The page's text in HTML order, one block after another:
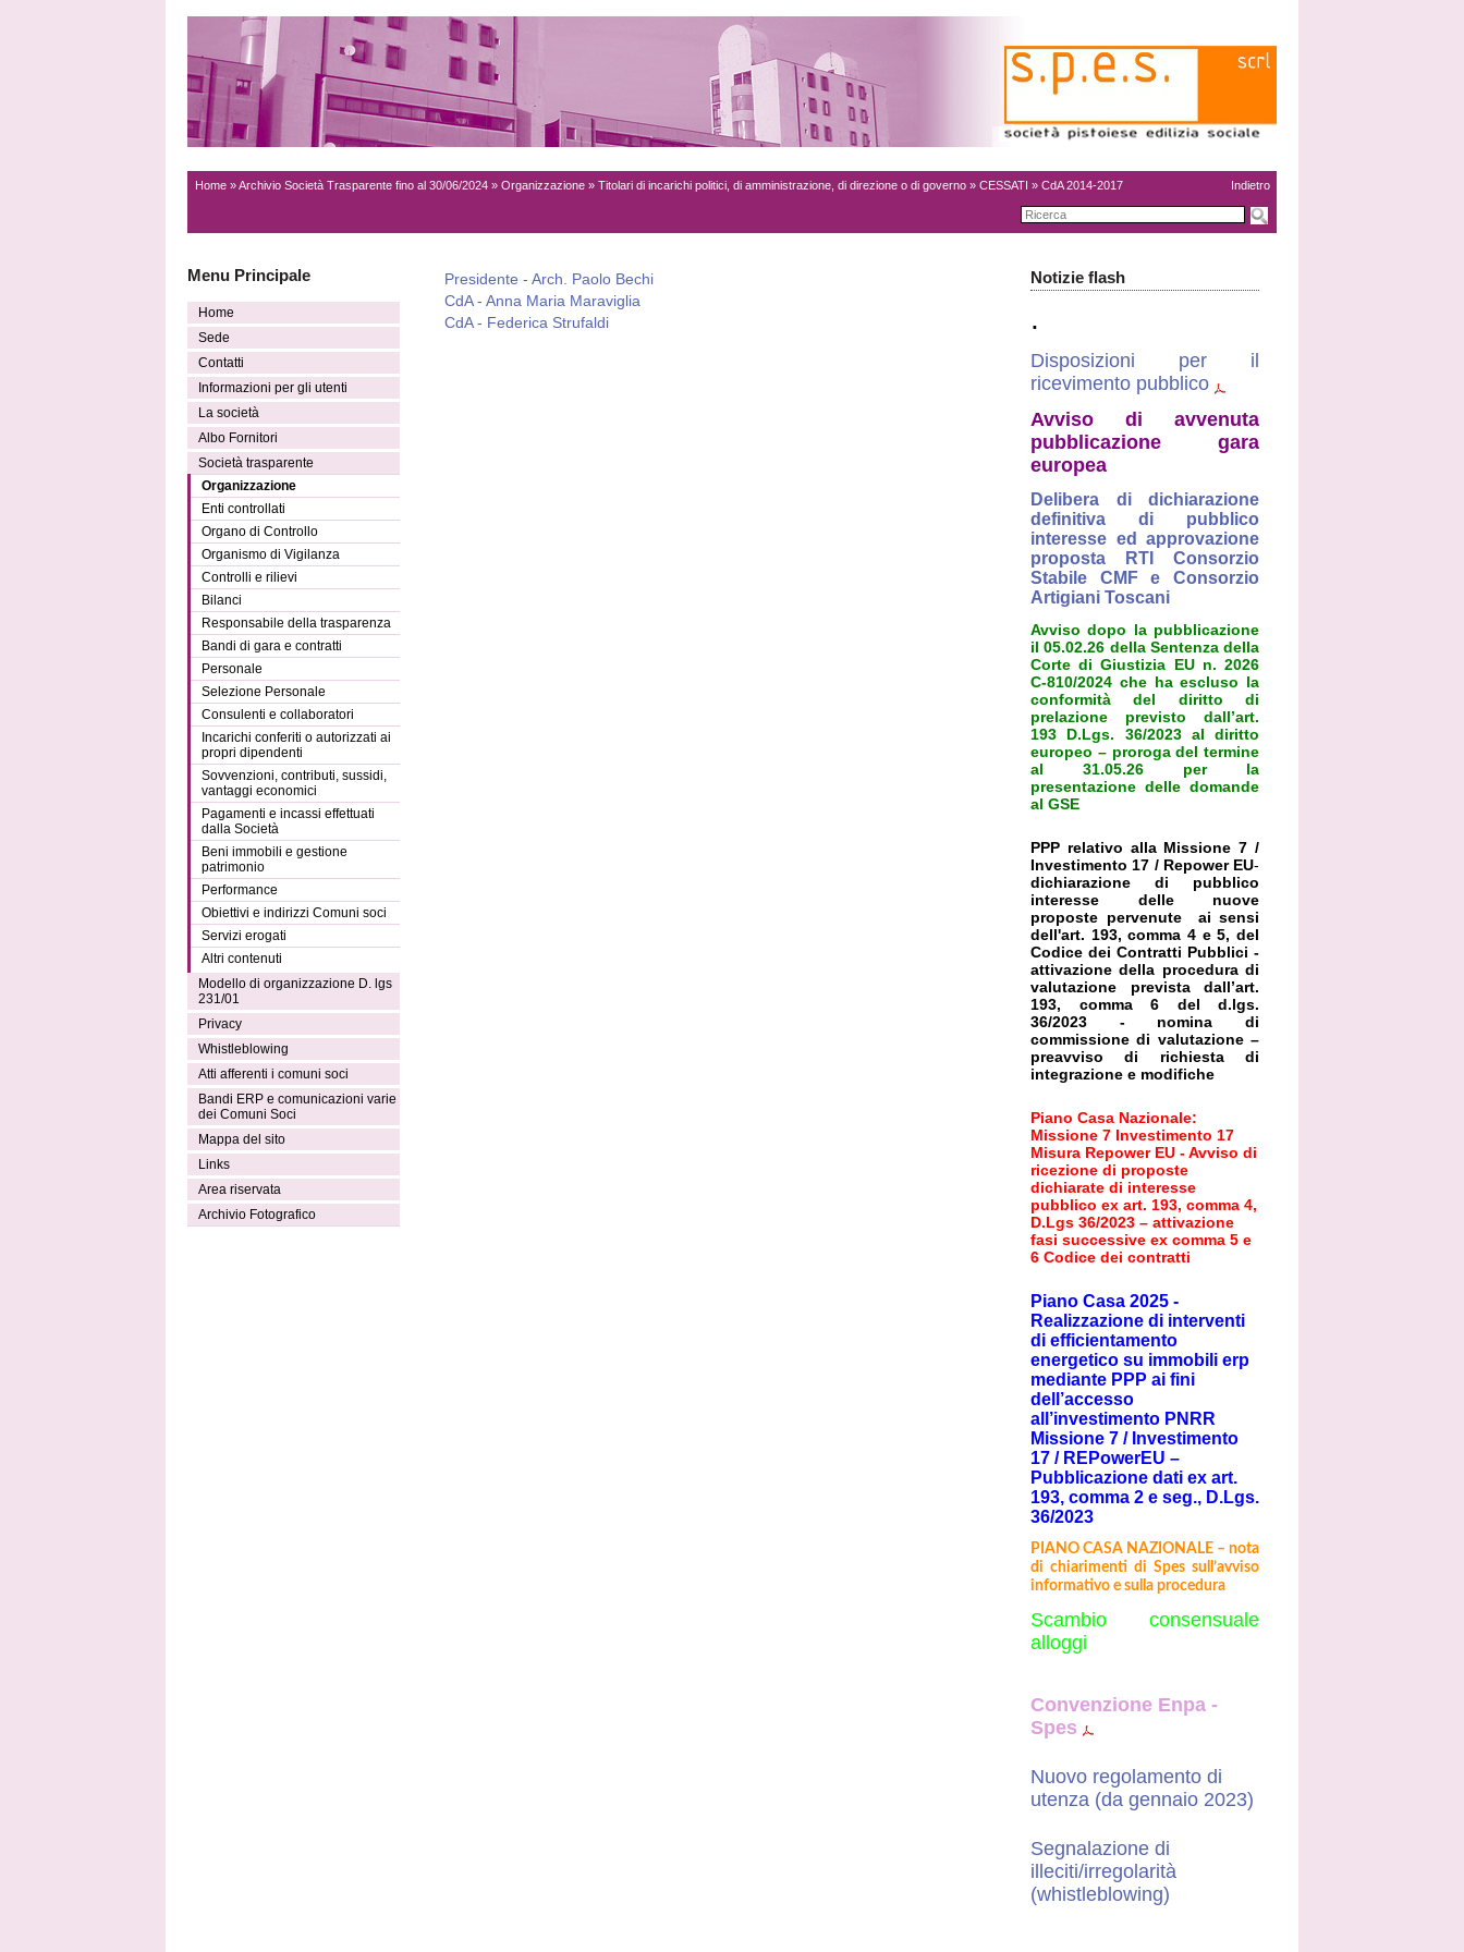
Home »Archivio Società Trasparente fino al 30/06/2024 » Organizzazione » Titolari di incarichi politici, di amministrazione, di direzione o di governo » CESSATI » CdA 2014-2017 Indietro
Menu Principale
Home
Sede
Contatti
Informazioni per gli utenti
La società
Albo Fornitori
Società trasparente
Organizzazione
Enti controllati
Organo di Controllo
Organismo di Vigilanza
Controlli e rilievi
Bilanci
Responsabile della trasparenza
Bandi di gara e contratti
Personale
Selezione Personale
Consulenti e collaboratori
Incarichi conferiti o autorizzati ai
propri dipendenti
Sovvenzioni, contributi, sussidi,
vantaggi economici
Pagamenti e incassi effettuati
dalla Società
Beni immobili e gestione
patrimonio
Performance
Obiettivi e indirizzi Comuni soci
Servizi erogati
Altri contenuti
Modello di organizzazione D. lgs
231/01
Privacy
Whistleblowing
Atti afferenti i comuni soci
Bandi ERP e comunicazioni varie
dei Comuni Soci
Mappa del sito
Links
Area riservata
Archivio Fotografico
Presidente - Arch. Paolo Bechi
CdA - Anna Maria Maraviglia
CdA - Federica Strufaldi
Notizie flash
.
Disposizioni per il
ricevimento pubblico
Avviso di avvenuta
pubblicazione gara
europea
Delibera di dichiarazione
definitiva di pubblico
interesse ed approvazione
proposta RTI Consorzio
Stabile CMF e Consorzio
Artigiani Toscani
Avviso dopo la pubblicazione
il 05.02.26 della Sentenza della
Corte di Giustizia EU n. 2026
C-810/2024 che ha escluso la
conformità del diritto di
prelazione previsto dall’art.
193 D.Lgs. 36/2023 al diritto
europeo – proroga del termine
al 31.05.26 per la
presentazione delle domande
al GSE
PPP relativo alla Missione 7 /
Investimento 17 / Repower EU-
dichiarazione di pubblico
interesse delle nuove
proposte pervenute ai sensi
dell'art. 193, comma 4 e 5, del
Codice dei Contratti Pubblici -
attivazione della procedura di
valutazione prevista dall’art.
193, comma 6 del d.lgs.
36/2023 - nomina di
commissione di valutazione –
preavviso di richiesta di
integrazione e modifiche
Piano Casa Nazionale:
Missione 7 Investimento 17
Misura Repower EU - Avviso di
ricezione di proposte
dichiarate di interesse
pubblico ex art. 193, comma 4,
D.Lgs 36/2023 – attivazione
fasi successive ex comma 5 e
6 Codice dei contratti
Piano Casa 2025 -
Realizzazione di interventi
di efficientamento
energetico su immobili erp
mediante PPP ai fini
dell’accesso
all’investimento PNRR
Missione 7 / Investimento
17 / REPowerEU –
Pubblicazione dati ex art.
193, comma 2 e seg., D.Lgs.
36/2023
PIANO CASA NAZIONALE – nota
di chiarimenti di Spes sull’avviso
informativo e sulla procedura
Scambio consensuale
alloggi
Convenzione Enpa -
Spes
Nuovo regolamento di
utenza (da gennaio 2023)
Segnalazione di
illeciti/irregolarità
(whistleblowing)